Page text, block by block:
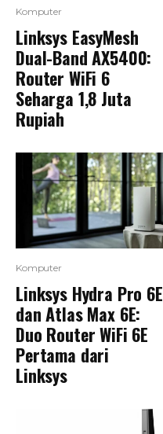
Komputer
Linksys EasyMesh
Dual-Band AX5400:
Router WiFi 6
Seharga 1,8 Juta
Rupiah
Komputer
Linksys Hydra Pro 6E
dan Atlas Max 6E:
Duo Router WiFi 6E
Pertama dari
Linksys